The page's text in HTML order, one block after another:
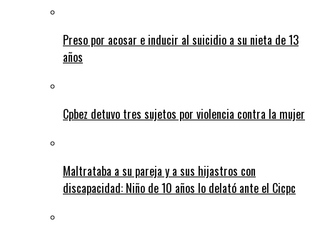
Preso por acosar e inducir al suicidio a su nieta de 13
años
Cpbez detuvo tres sujetos por violencia contra la mujer
Maltrataba a su pareja y a sus hijastros con
discapacidad: Niño de 10 años lo delató ante el Cicpc